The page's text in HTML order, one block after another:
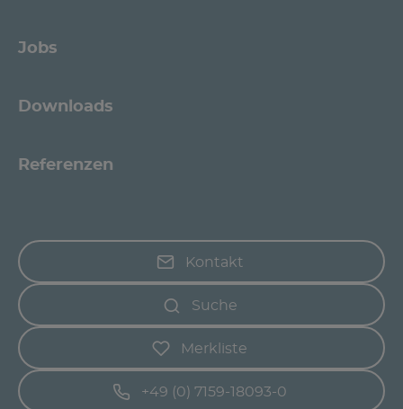
Jobs
Downloads
Referenzen
Kontakt
Suche
Merkliste
+49 (0) 7159-18093-0